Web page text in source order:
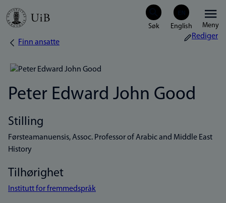
Hopp
Meny
Navigasjonssti
Finn ansatte
Rediger
Peter Edward John Good
Stilling
Førsteamanuensis, Assoc. Professor of Arabic and Middle East
History
Tilhørighet
Institutt for fremmedspråk